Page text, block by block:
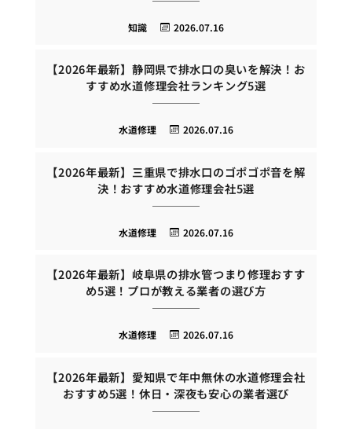
2026.07.16
知識
【2026年最新】静岡県で排水口の臭いを解決！お
すすめ水道修理会社ランキング5選
2026.07.16
水道修理
【2026年最新】三重県で排水口のゴポゴポ音を解
決！おすすめ水道修理会社5選
2026.07.16
水道修理
【2026年最新】岐阜県の排水管つまり修理おすす
め5選！プロが教える業者の選び方
2026.07.16
水道修理
【2026年最新】愛知県で年中無休の水道修理会社
おすすめ5選！休日・深夜も安心の業者選び